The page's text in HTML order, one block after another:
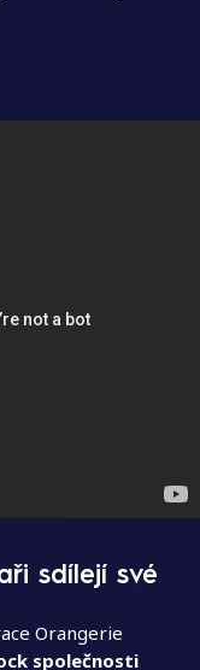
sdílejí své
Orangerie
společnosti